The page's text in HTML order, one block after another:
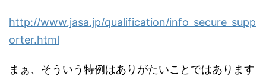
http://www.jasa.jp/qualification/info_secure_supp
orter.html
まぁ、そういう特例はありがたいことではあります